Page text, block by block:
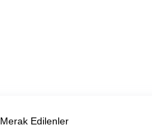
Merak Edilenler